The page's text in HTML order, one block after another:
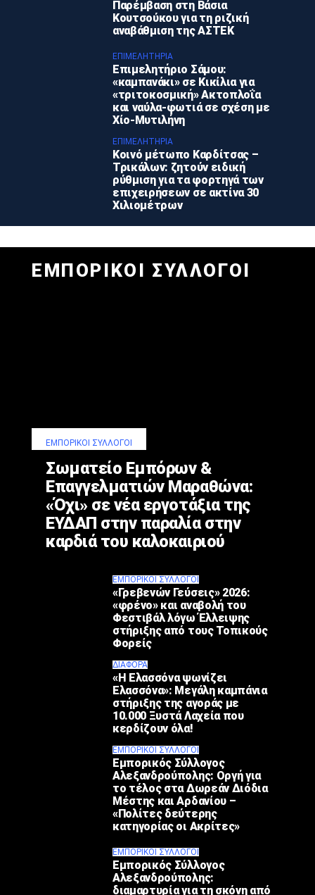
Παρέμβαση στη Βάσια
Κουτσούκου για τη ριζική
αναβάθμιση της ΑΣΤΕΚ
ΕΠΙΜΕΛΗΤΉΡΙΑ
Επιμελητήριο Σάμου:
«καμπανάκι» σε Κικίλια για
«τριτοκοσμική» Ακτοπλοΐα
και ναύλα-φωτιά σε σχέση με
Χίο-Μυτιλήνη
ΕΠΙΜΕΛΗΤΉΡΙΑ
Κοινό μέτωπο Καρδίτσας –
Τρικάλων: ζητούν ειδική
ρύθμιση για τα φορτηγά των
επιχειρήσεων σε ακτίνα 30
Χιλιομέτρων
ΕΜΠΟΡΙΚΟΙ ΣΥΛΛΟΓΟΙ
ΕΜΠΟΡΙΚΟΊ ΣΎΛΛΟΓΟΙ
Σωματείο Εμπόρων &
Επαγγελματιών Μαραθώνα:
«Όχι» σε νέα εργοτάξια της
ΕΥΔΑΠ στην παραλία στην
καρδιά του καλοκαιριού
ΕΜΠΟΡΙΚΟΊ ΣΎΛΛΟΓΟΙ
«Γρεβενών Γεύσεις» 2026:
«φρένο» και αναβολή του
Φεστιβάλ λόγω Έλλειψης
στήριξης από τους Τοπικούς
Φορείς
ΔΙΆΦΟΡΑ
«Η Ελασσόνα ψωνίζει
Ελασσόνα»: Μεγάλη καμπάνια
στήριξης της αγοράς με
10.000 Ξυστά Λαχεία που
κερδίζουν όλα!
ΕΜΠΟΡΙΚΟΊ ΣΎΛΛΟΓΟΙ
Εμπορικός Σύλλογος
Αλεξανδρούπολης: Οργή για
το τέλος στα Δωρεάν Διόδια
Μέστης και Αρδανίου –
«Πολίτες δεύτερης
κατηγορίας οι Ακρίτες»
ΕΜΠΟΡΙΚΟΊ ΣΎΛΛΟΓΟΙ
Εμπορικός Σύλλογος
Αλεξανδρούπολης:
διαμαρτυρία για τη σκόνη από